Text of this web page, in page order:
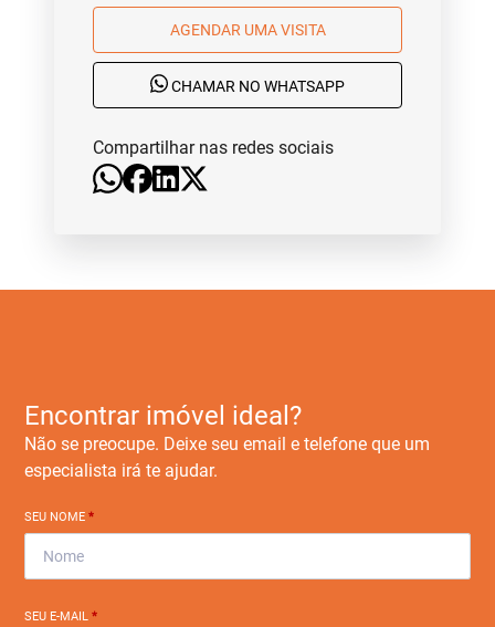
AGENDAR UMA VISITA
CHAMAR NO WHATSAPP
Compartilhar nas redes sociais
Encontrar imóvel ideal?
Não se preocupe. Deixe seu email e telefone que um
especialista irá te ajudar.
SEU NOME*
SEU E-MAIL*